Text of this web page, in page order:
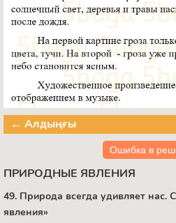
← Алдыңғы
Ошибка в
ПРИРОДНЫЕ ЯВЛЕНИЯ
49. Природа всегда удивляет
явления»